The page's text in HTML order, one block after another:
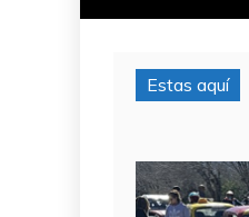
Estas aquí